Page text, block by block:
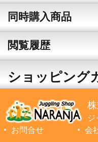
同時購入商品
閲覧履歴
ショッピング
お問合せ
会